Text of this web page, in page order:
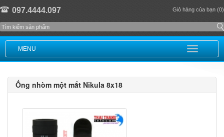
097.4444.097 Giỏ hàng của bạn (0)
MENU
Ống nhòm một mắt Nikula 8x18